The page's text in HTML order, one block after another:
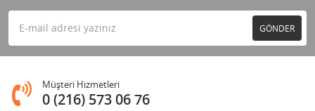
GÖNDER
Müşteri Hizmetleri
0 (216) 573 06 76